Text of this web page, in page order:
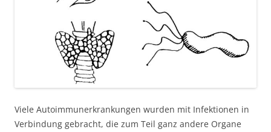
Viele Autoimmunerkrankungen wurden mit Infektionen in
Verbindung gebracht, die zum Teil ganz andere Organe